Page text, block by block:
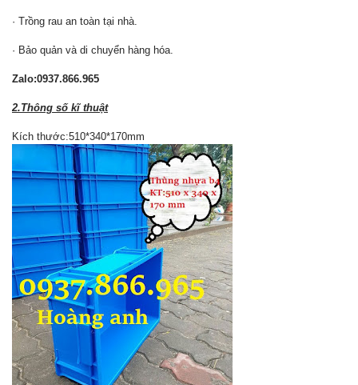
· Trồng rau an toàn tại nhà.
· Bảo quản và di chuyển hàng hóa.
Zalo:0937.866.965
2.Thông số kĩ thuật
Kích thước:510*340*170mm